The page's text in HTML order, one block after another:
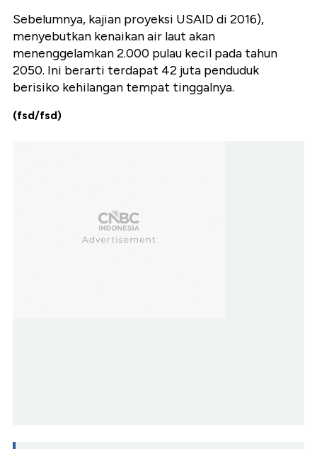
Sebelumnya, kajian proyeksi USAID di 2016),
menyebutkan kenaikan air laut akan
menenggelamkan 2.000 pulau kecil pada tahun
2050. Ini berarti terdapat 42 juta penduduk
berisiko kehilangan tempat tinggalnya.
(fsd/fsd)